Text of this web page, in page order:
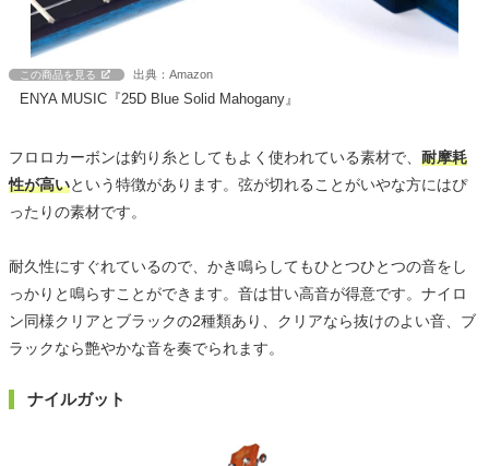
この商品を見る 出典：Amazon
ENYA MUSIC『25D Blue Solid Mahogany』
フロロカーボンは釣り糸としてもよく使われている素材で、 耐摩耗
性が高いという特徴があります。弦が切れることがいやな方にはぴ
ったりの素材です。
耐久性にすぐれているので、かき鳴らしてもひとつひとつの音をし
っかりと鳴らすことができます。音は甘い高音が得意です。ナイロ
ン同様クリアとブラックの2種類あり、クリアなら抜けのよい音、ブ
ラックなら艶やかな音を奏でられます。
ナイルガット